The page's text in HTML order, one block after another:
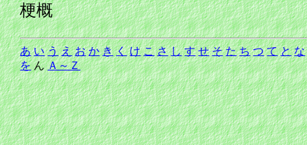
梗概
あ い う え お か き く け こ さ し す せ そ た ち つ て と な
を んＡ～Ｚ